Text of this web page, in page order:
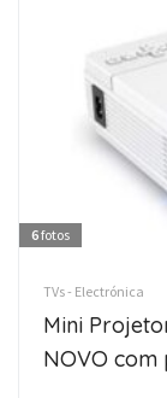
6fotos
TVs - Electrónica
Mini
NOVO com